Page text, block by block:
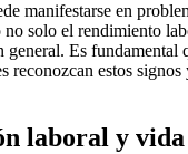
manifestarse en
no solo el rendimiento
general. Es fundamental
reconozcan estos
laboral y